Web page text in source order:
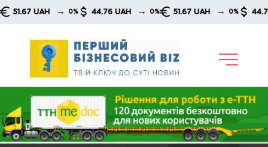
Skip
UAH → 0% 44.76 UAH → 0% 51.67 UAH → 0% 44.76 UAH